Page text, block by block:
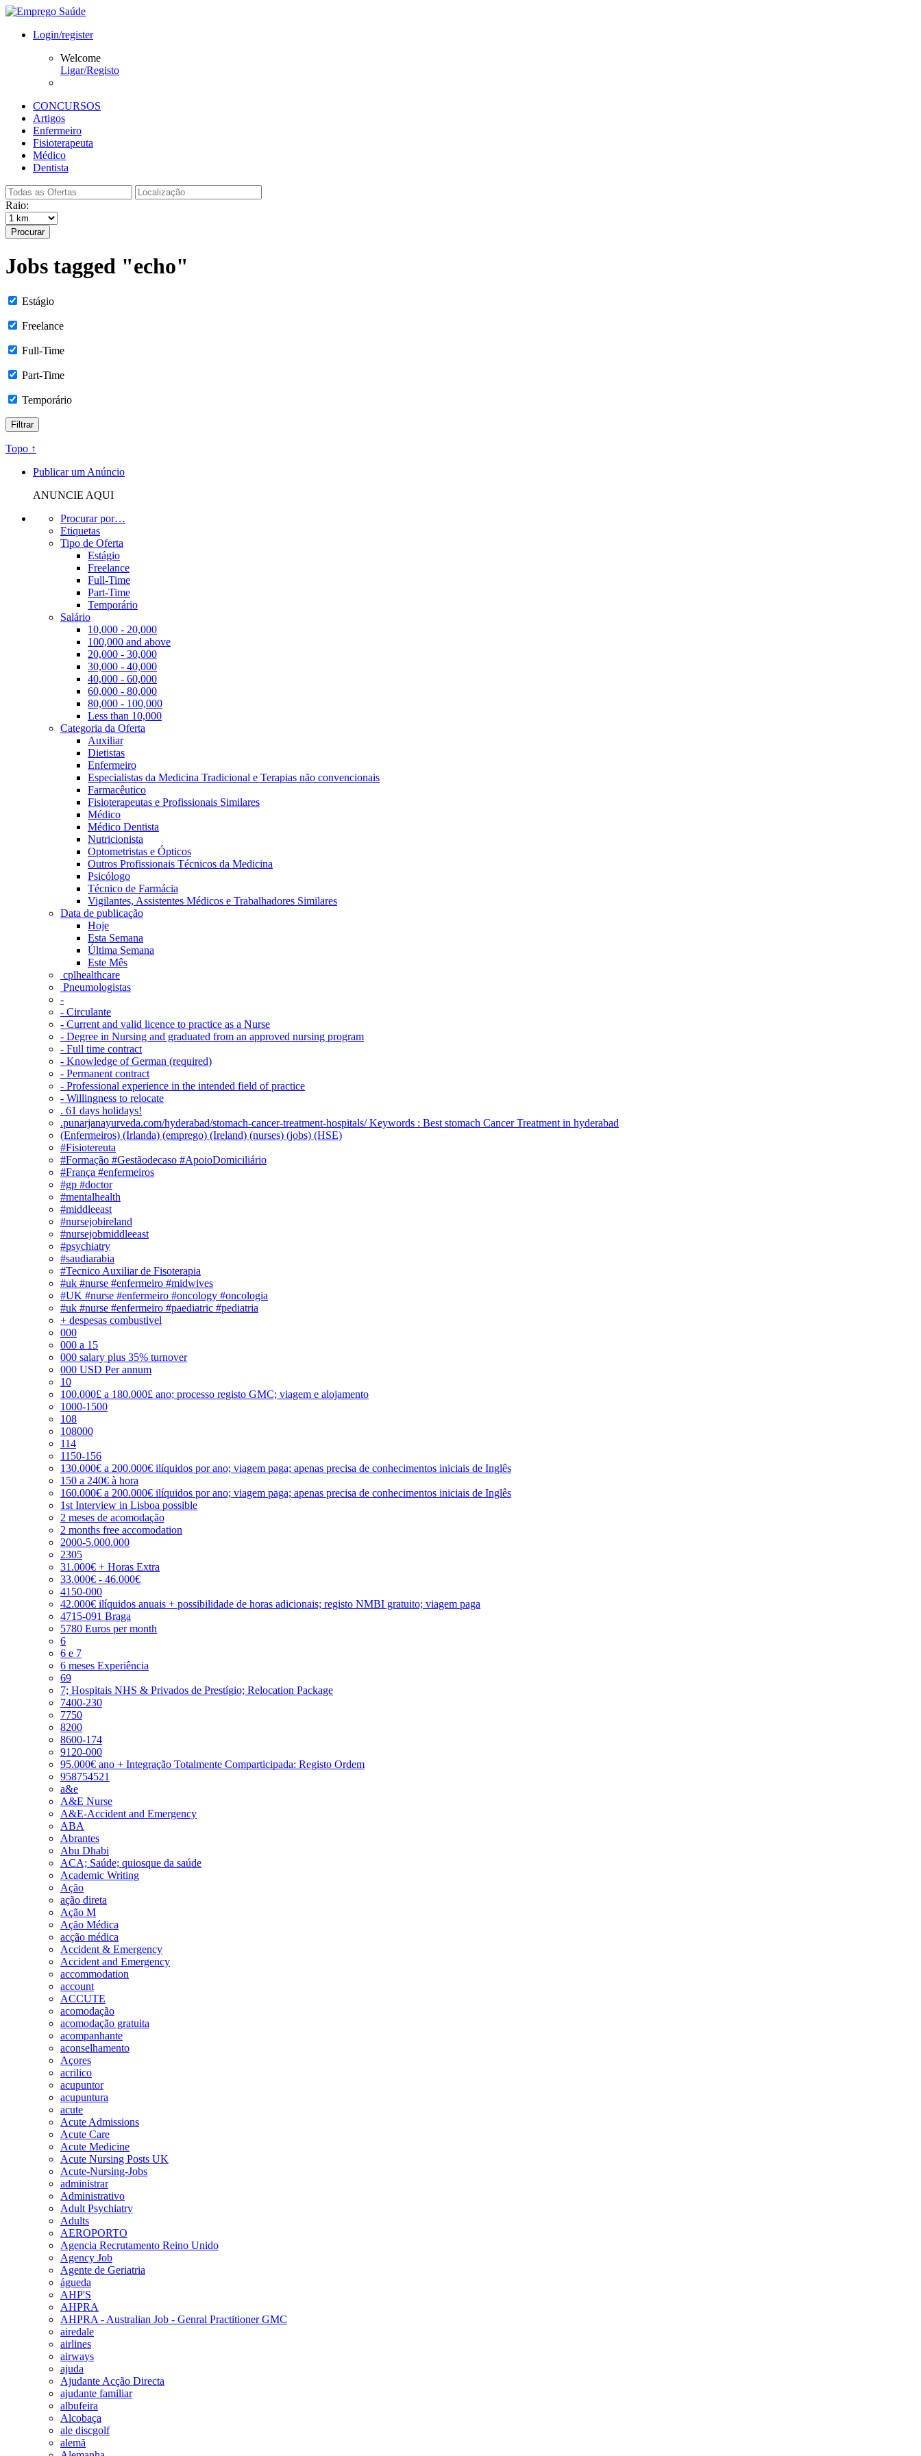
Login/register
Welcome
Ligar/Registo
CONCURSOS
Artigos
Enfermeiro
Fisioterapeuta
Médico
Dentista
Raio:
Procurar
Jobs tagged "echo"
Estágio
Freelance
Full-Time
Part-Time
Temporário
Topo ↑
Publicar um Anúncio
ANUNCIE AQUI
Procurar por…
Etiquetas
Tipo de Oferta
Estágio
Freelance
Full-Time
Part-Time
Temporário
Salário
10,000 - 20,000
100,000 and above
20,000 - 30,000
30,000 - 40,000
40,000 - 60,000
60,000 - 80,000
80,000 - 100,000
Less than 10,000
Categoria da Oferta
Auxiliar
Dietistas
Enfermeiro
Especialistas da Medicina Tradicional e Terapias não convencionais
Farmacêutico
Fisioterapeutas e Profissionais Similares
Médico
Médico Dentista
Nutricionista
Optometristas e Ópticos
Outros Profissionais Técnicos da Medicina
Psicólogo
Técnico de Farmácia
Vigilantes, Assistentes Médicos e Trabalhadores Similares
Data de publicação
Hoje
Esta Semana
Última Semana
Este Mês
‎ cplhealthcare‬
Pneumologistas
-
- Circulante
- Current and valid licence to practice as a Nurse
- Degree in Nursing and graduated from an approved nursing program
- Full time contract
- Knowledge of German (required)
- Permanent contract
- Professional experience in the intended field of practice
- Willingness to relocate
. 61 days holidays!
.punarjanayurveda.com/hyderabad/stomach-cancer-treatment-hospitals/ Keywords : Best stomach Cancer Treatment in hyderabad
(Enfermeiros) (Irlanda) (emprego) (Ireland) (nurses) (jobs) (HSE)
#Fisiotereuta
#Formação #Gestãodecaso #ApoioDomiciliário
#França #enfermeiros
#gp #doctor
#mentalhealth
#middleeast
#nursejobireland
#nursejobmiddleeast
#psychiatry
#saudiarabia
#Tecnico Auxiliar de Fisoterapia
#uk #nurse #enfermeiro #midwives
#UK #nurse #enfermeiro #oncology #oncologia
#uk #nurse #enfermeiro #paediatric #pediatria
+ despesas combustivel
000
000 a 15
000 salary plus 35% turnover
000 USD Per annum
10
100.000£ a 180.000£ ano; processo registo GMC; viagem e alojamento
1000-1500
108
108000
114
1150-156
130.000€ a 200.000€ ilíquidos por ano; viagem paga; apenas precisa de conhecimentos iniciais de Inglês
150 a 240€ à hora
160.000€ a 200.000€ ilíquidos por ano; viagem paga; apenas precisa de conhecimentos iniciais de Inglês
1st Interview in Lisboa possible
2 meses de acomodação
2 months free accomodation
2000-5.000.000
2305
31.000€ + Horas Extra
33.000€ - 46.000€
4150-000
42.000€ ilíquidos anuais + possibilidade de horas adicionais; registo NMBI gratuito; viagem paga
4715-091 Braga
5780 Euros per month
6
6 e 7
6 meses Experiência
69
7; Hospitais NHS & Privados de Prestígio; Relocation Package
7400-230
7750
8200
8600-174
9120-000
95.000€ ano + Integração Totalmente Comparticipada: Registo Ordem
958754521
a&e
A&E Nurse
A&E-Accident and Emergency
ABA
Abrantes
Abu Dhabi
ACA; Saúde; quiosque da saúde
Academic Writing
Ação
ação direta
Ação M
Ação Médica
acção médica
Accident & Emergency
Accident and Emergency
accommodation
account
ACCUTE
acomodação
acomodação gratuita
acompanhante
aconselhamento
Açores
acrilico
acupuntor
acupuntura
acute
Acute Admissions
Acute Care
Acute Medicine
Acute Nursing Posts UK
Acute-Nursing-Jobs
administrar
Administrativo
Adult Psychiatry
Adults
AEROPORTO
Agencia Recrutamento Reino Unido
Agency Job
Agente de Geriatria
águeda
AHP'S
AHPRA
AHPRA - Australian Job - Genral Practitioner GMC
airedale
airlines
airways
ajuda
Ajudante Acção Directa
ajudante familiar
albufeira
Alcobaça
ale discgolf
alemã